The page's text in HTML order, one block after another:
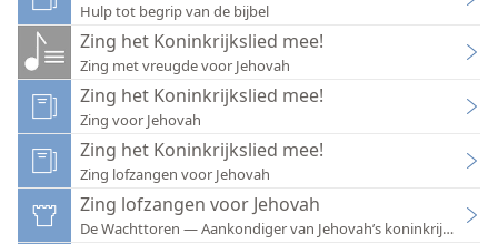
Hulp tot begrip van de bijbel
Zing het Koninkrijkslied mee!
Zing met vreugde voor Jehovah
Zing het Koninkrijkslied mee!
Zing voor Jehovah
Zing het Koninkrijkslied mee!
Zing lofzangen voor Jehovah
Zing lofzangen voor Jehovah
De Wachttoren — Aankondiger van Jehovah’s koninkrijk 1994